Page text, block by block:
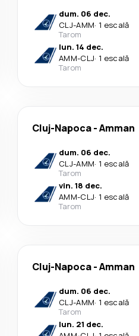
dum. 06 dec.
CLJ-AMM· 1 escală
Tarom
lun. 14 dec.
AMM-CLJ· 1 escală
Tarom
Cluj-Napoca-Amman
dum. 06 dec.
CLJ-AMM· 1 escală
Tarom
vin. 18 dec.
AMM-CLJ· 1 escală
Tarom
Cluj-Napoca-Amman
dum. 06 dec.
CLJ-AMM· 1 escală
Tarom
lun. 21 dec.